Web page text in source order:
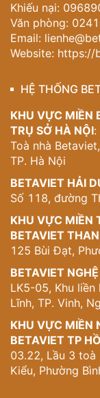
Khiếu nại:
Văn phòng:
Email:
Website: https://
HỆ THỐNG
KHU VỰC MIỀN
TRỤ SỞ HÀ NỘI:
Toà nhà
TP. Hà Nội
BETAVIET HẢI
Số 118, đường
KHU VỰC MIỀN
BETAVIET
125 Bùi Đạt,
BETAVIET
LK5-05, Khu
Lĩnh, TP. Vinh,
KHU VỰC MIỀN
BETAVIET TP
03.22, Lầu 3 toà
Kiểu, Phường